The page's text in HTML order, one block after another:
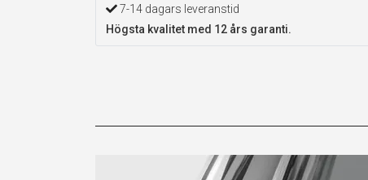
7-14 dagars leveranstid
Högsta kvalitet med 12 års garanti.